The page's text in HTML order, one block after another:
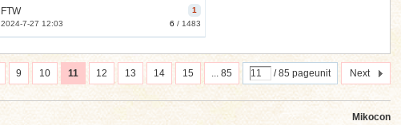
1
FTW
6 / 1483
2024-7-27 12:03
9 10 11 12 13 14 15 ... 85 / 85 pageunit Next
Mikocon